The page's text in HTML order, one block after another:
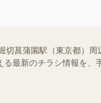
菖蒲園駅（東京都）
最新のチラシ情報を、